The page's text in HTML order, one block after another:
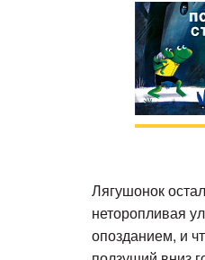
Лягушонок
неторопливая
опозданием, и